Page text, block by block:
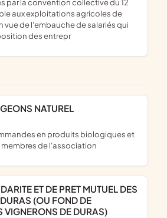
aux exploitations agricoles de
de l'embauche de salariés qui
des entrepr
NATUREL
membres de l'association
(OU FOND DE
VIGNERONS DE DURAS)